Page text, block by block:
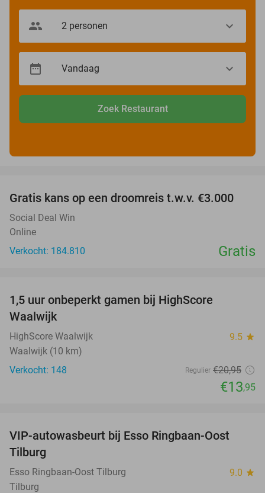
Zoek Restaurant
Gratis kans op een droomreis t.w.v. €3.000
Social Deal Win
Online
Verkocht: 184.810
Gratis
1,5 uur onbeperkt gamen bij HighScore
Waalwijk
HighScore Waalwijk 9.5 star
Waalwijk (10 km)
Verkocht: 148
Regulier €20,95
€13,95
42%
VIP-autowasbeurt bij Esso Ringbaan-Oost
Tilburg
Esso Ringbaan-Oost Tilburg 9.0 star
Tilburg